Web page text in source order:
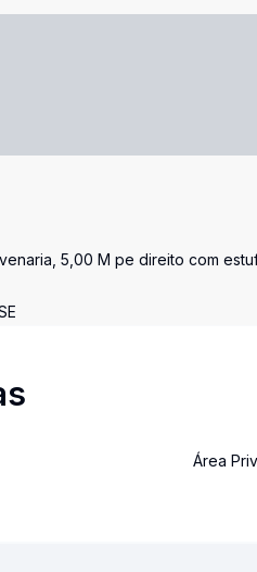
5,00 M pe direito com
Área